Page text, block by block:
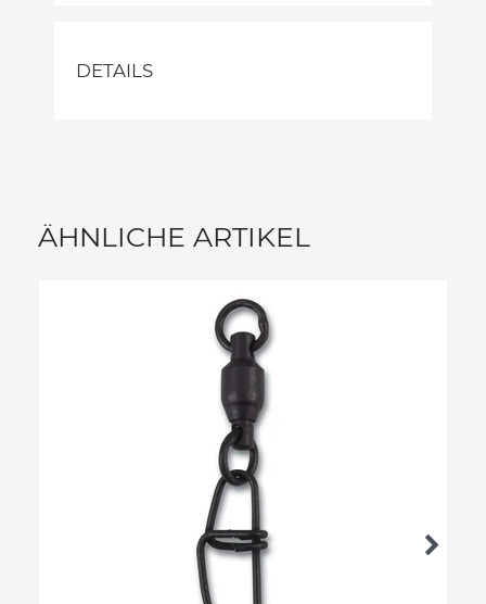
DETAILS
ÄHNLICHE ARTIKEL